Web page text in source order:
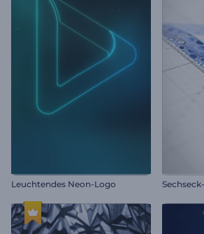
Leuchtendes Neon-Logo